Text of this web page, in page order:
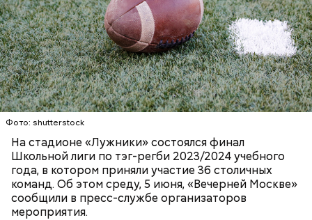
Фото: shutterstock
На стадионе «Лужники» состоялся финал
Школьной лиги по тэг-регби 2023/2024 учебного
года, в котором приняли участие 36 столичных
команд. Об этом среду, 5 июня, «Вечерней Москве»
сообщили в пресс-службе организаторов
мероприятия.
«Кинематографическая лужа»:
булгаковед — о новой
экранизации «Мастера и
Маргариты»
Большой Гнездниковский переулок
Метароман не для всех: чем
удивит новая экранизация
«Мастера и Маргариты»
Парк Горького заслуженно называют главным
парком страны, ведь это одно из самых любимых
мест москвичей. Огромный комплекс занимает
более 219 гектаров. По нему приятно совершить
неспешную прогулку в окружении цветущих клумб
или провести время более активно. Например,
покататься на велосипедах или самокатах по
набережной Москвы-реки.